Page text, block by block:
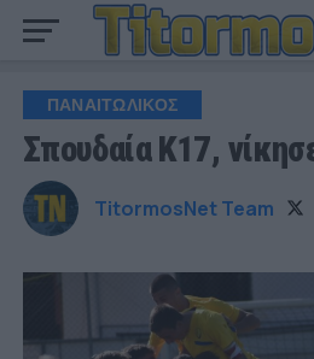
ΠΑΝΑΙΤΩΛΙΚΟΣ
Σπουδαία Κ17,
TitormosNet Team